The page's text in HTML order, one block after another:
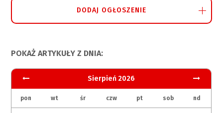
DODAJ OGŁOSZENIE
POKAŻ ARTYKUŁY Z DNIA:
Sierpień 2026
pon wt śr czw pt sob nd